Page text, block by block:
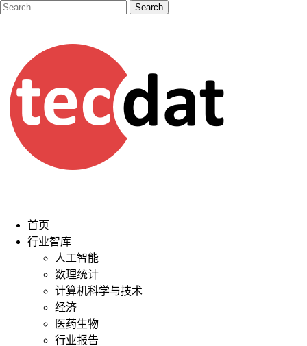
首页
行业智库
人工智能
数理统计
计算机科学与技术
经济
医药生物
行业报告